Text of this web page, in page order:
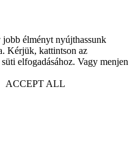
élményt nyújthassunk
Kérjük, kattintson az
elfogadásához. Vagy menjen
ACCEPT ALL